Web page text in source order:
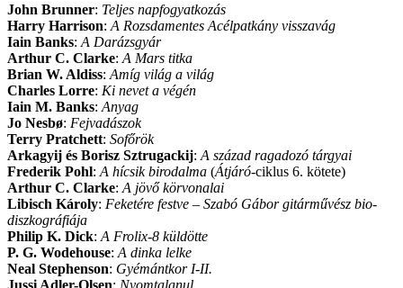
John Brunner: Teljes napfogyatkozás
Harry Harrison: A Rozsdamentes Acélpatkány visszavág
Iain Banks: A Darázsgyár
Arthur C. Clarke: A Mars titka
Brian W. Aldiss: Amíg világ a világ
Charles Lorre: Ki nevet a végén
Iain M. Banks: Anyag
Jo Nesbø: Fejvadászok
Terry Pratchett: Sofőrök
Arkagyij és Borisz Sztrugackij: A század ragadozó tárgyai
Frederik Pohl: A hícsik birodalma (Átjáró-ciklus 6. kötete)
Arthur C. Clarke: A jövő körvonalai
Libisch Károly: Feketére festve – Szabó Gábor gitárművész bio-
diszkográfiája
Philip K. Dick: A Frolix-8 küldötte
P. G. Wodehouse: A dinka lelke
Neal Stephenson: Gyémántkor I-II.
Jussi Adler-Olsen: Nyomtalanul